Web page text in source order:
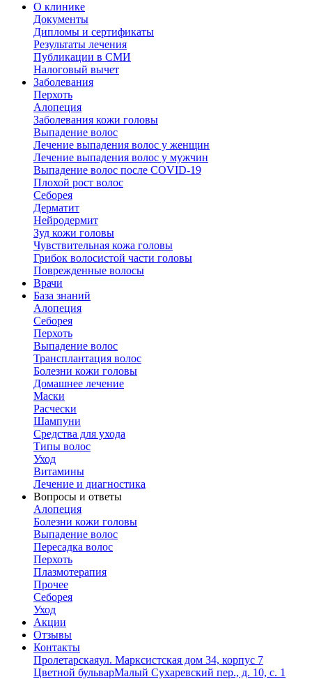
О клинике
Документы
Дипломы и сертификаты
Результаты лечения
Публикации в СМИ
Налоговый вычет
Заболевания
Перхоть
Алопеция
Заболевания кожи головы
Выпадение волос
Лечение выпадения волос у женщин
Лечение выпадения волос у мужчин
Выпадение волос после COVID-19
Плохой рост волос
Cеборея
Дерматит
Нейродермит
Зуд кожи головы
Чувствительная кожа головы
Грибок волосистой части головы
Поврежденные волосы
Врачи
База знаний
Алопеция
Себорея
Перхоть
Выпадение волос
Трансплантация волос
Болезни кожи головы
Домашнее лечение
Маски
Расчески
Шампуни
Средства для ухода
Типы волос
Уход
Витамины
Лечение и диагностика
Вопросы и ответы
Алопеция
Болезни кожи головы
Выпадение волос
Пересадка волос
Перхоть
Плазмотерапия
Прочее
Себорея
Уход
Акции
Отзывы
Контакты
Пролетарскаяул. Марксистская дом 34, корпус 7
Цветной бульварМалый Сухаревский пер., д. 10, с. 1